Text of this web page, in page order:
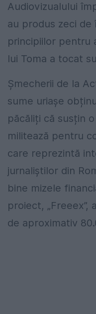
Audiovizualului
au produs zeci de
principiilor pentru
lui Toma a tocat
Șmecherii de la
sume uriașe
păcăliți că susțin
militează pentru
care reprezintă
jurnaliștilor din
bine mizele
proiect, „Freeex”,
de aproximativ